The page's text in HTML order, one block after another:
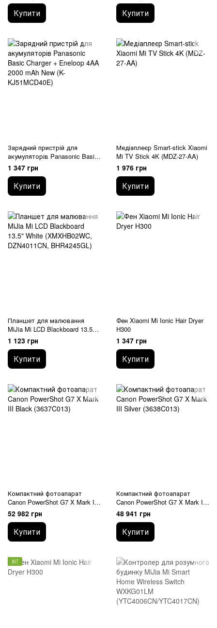
Купити Купити
Зарядний пристрій для
акумуляторів Panasonic Basic
Charger + Eneloop 4AA 2000
mAh New (K-KJ51MCD40E)
1 347 грн
Купити
Медіаплеєр Smart-stick Xiaomi
Mi TV Stick 4K (MDZ-27-AA)
1 976 грн
Купити
Планшет для малювання
MiJia Mi LCD Blackboard 13.5"
White (XMXHB02WC,
DZN4011CN, BHR4245GL)
1 123 грн
Купити
Фен Xiaomi Mi Ionic Hair Dryer
H300
1 347 грн
Купити
Компактний фотоапарат
Canon PowerShot G7 X Mark III
Black (3637C013)
52 982 грн
Купити
Компактний фотоапарат
Canon PowerShot G7 X Mark III
Silver (3638C013)
48 941 грн
Купити
ХІТ